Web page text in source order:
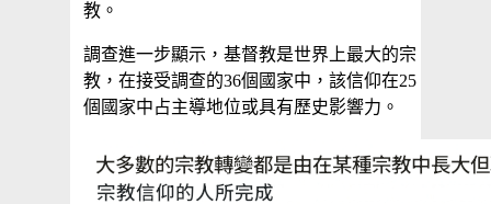
教。
調查進一步顯示，基督教是世界上最大的宗
教，在接受調查的36個國家中，該信仰在25
個國家中占主導地位或具有歷史影響力。